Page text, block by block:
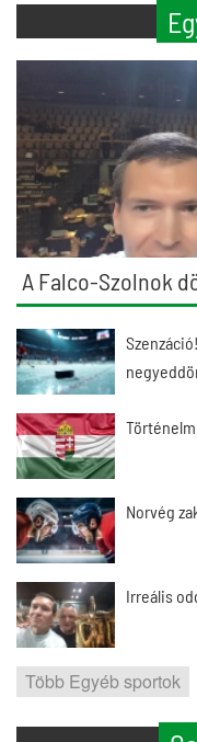
A Falco-Szolnok
Norvég
Irreális
Több Egyéb sportok